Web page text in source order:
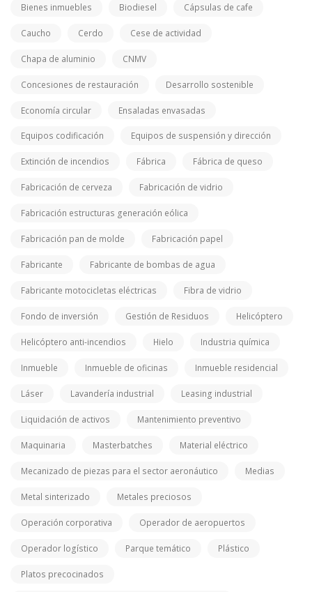
Bienes inmuebles Biodiesel Cápsulas de cafe
Caucho Cerdo Cese de actividad
Chapa de aluminio CNMV
Concesiones de restauración Desarrollo sostenible
Economía circular Ensaladas envasadas
Equipos codificación Equipos de suspensión y dirección
Extinción de incendios Fábrica Fábrica de queso
Fabricación de cerveza Fabricación de vidrio
Fabricación estructuras generación eólica
Fabricación pan de molde Fabricación papel
Fabricante Fabricante de bombas de agua
Fabricante motocicletas eléctricas Fibra de vidrio
Fondo de inversión Gestión de Residuos Helicóptero
Helicóptero anti-incendios Hielo Industria química
Inmueble Inmueble de oficinas Inmueble residencial
Láser Lavandería industrial Leasing industrial
Liquidación de activos Mantenimiento preventivo
Maquinaria Masterbatches Material eléctrico
Mecanizado de piezas para el sector aeronáutico Medias
Metal sinterizado Metales preciosos
Operación corporativa Operador de aeropuertos
Operador logístico Parque temático Plástico
Platos precocinados